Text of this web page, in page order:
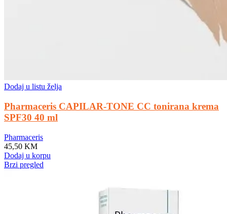
Dodaj u listu želja
Pharmaceris CAPILAR-TONE CC tonirana krema
SPF30 40 ml
Pharmaceris
45,50 KM
Dodaj u korpu
Brzi pregled